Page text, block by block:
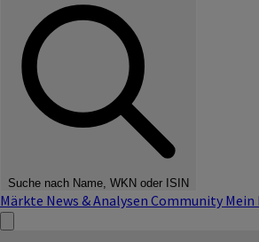
Suche nach Name, WKN oder ISIN
Märkte News & Analysen Community